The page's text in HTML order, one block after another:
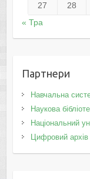
27 28
« Тра
Партнери
Навчальна
Наукова
Національний
Цифровий